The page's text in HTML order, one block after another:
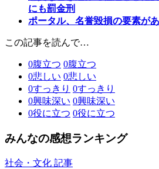
にも罰金刑
ポータル、名誉毀損の要素が
この記事を読んで…
0腹立つ 0腹立つ
0悲しい 0悲しい
0すっきり 0すっきり
0興味深い 0興味深い
0役に立つ 0役に立つ
みんなの感想ランキング
社会・文化 記事